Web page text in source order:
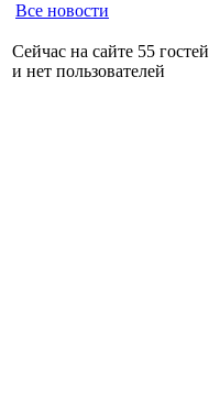
Все новости
Сейчас на сайте 55 гостей
и нет пользователей